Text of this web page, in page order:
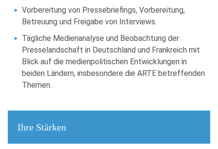
Vorbereitung von Pressebriefings, Vorbereitung,
Betreuung und Freigabe von Interviews.
Tägliche Medienanalyse und Beobachtung der
Presselandschaft in Deutschland und Frankreich mit
Blick auf die medienpolitischen Entwicklungen in
beiden Ländern, insbesondere die ARTE betreffenden
Themen.
Ihre Stärken